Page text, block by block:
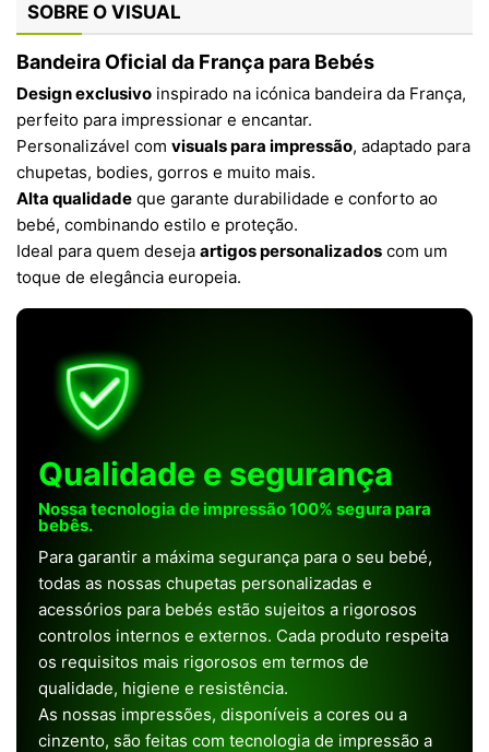
SOBRE O VISUAL
Bandeira Oficial da França para Bebés
Design exclusivo inspirado na icónica bandeira da França,
perfeito para impressionar e encantar.
Personalizável com visuals para impressão, adaptado para
chupetas, bodies, gorros e muito mais.
Alta qualidade que garante durabilidade e conforto ao
bebé, combinando estilo e proteção.
Ideal para quem deseja artigos personalizados com um
toque de elegância europeia.
Qualidade e segurança
Nossa tecnologia de impressão 100% segura para
bebês.
Para garantir a máxima segurança para o seu bebé,
todas as nossas chupetas personalizadas e
acessórios para bebés estão sujeitos a rigorosos
controlos internos e externos. Cada produto respeita
os requisitos mais rigorosos em termos de
qualidade, higiene e resistência.
As nossas impressões, disponíveis a cores ou a
cinzento, são feitas com tecnologia de impressão a